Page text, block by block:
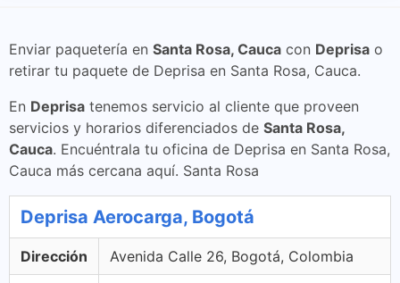
Enviar paquetería en Santa Rosa, Cauca con Deprisa o
retirar tu paquete de Deprisa en Santa Rosa, Cauca.
En Deprisa tenemos servicio al cliente que proveen
servicios y horarios diferenciados de Santa Rosa,
Cauca. Encuéntrala tu oficina de Deprisa en Santa Rosa,
Cauca más cercana aquí. Santa Rosa
Deprisa Aerocarga, Bogotá
Dirección Avenida Calle 26, Bogotá, Colombia